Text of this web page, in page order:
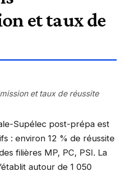
et taux de
et taux de réussite
Supélec post-prépa est
: environ 12 % de réussite
filières MP, PC, PSI. La
autour de 1 050